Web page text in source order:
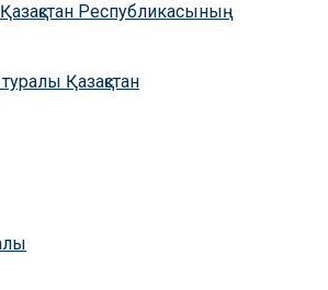
Республикасының
Қазақстан